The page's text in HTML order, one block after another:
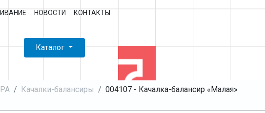
НОВОСТИ КОНТАКТЫ
Каталог
Качалки-балансиры 004107 - Качалка-балансир «Малая»